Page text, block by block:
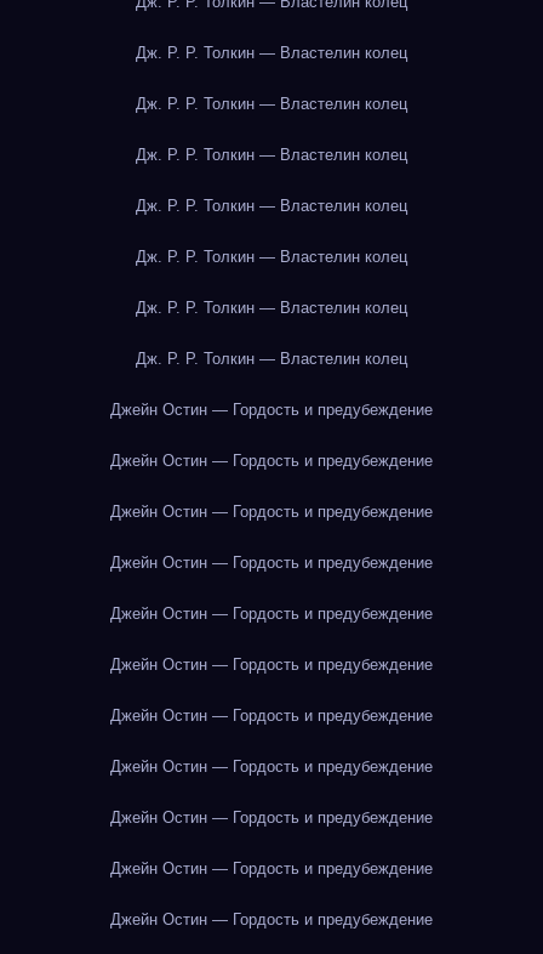
Дж. Р. Р. Толкин — Властелин колец
Дж. Р. Р. Толкин — Властелин колец
Дж. Р. Р. Толкин — Властелин колец
Дж. Р. Р. Толкин — Властелин колец
Дж. Р. Р. Толкин — Властелин колец
Дж. Р. Р. Толкин — Властелин колец
Дж. Р. Р. Толкин — Властелин колец
Джейн Остин — Гордость и предубеждение
Джейн Остин — Гордость и предубеждение
Джейн Остин — Гордость и предубеждение
Джейн Остин — Гордость и предубеждение
Джейн Остин — Гордость и предубеждение
Джейн Остин — Гордость и предубеждение
Джейн Остин — Гордость и предубеждение
Джейн Остин — Гордость и предубеждение
Джейн Остин — Гордость и предубеждение
Джейн Остин — Гордость и предубеждение
Джейн Остин — Гордость и предубеждение